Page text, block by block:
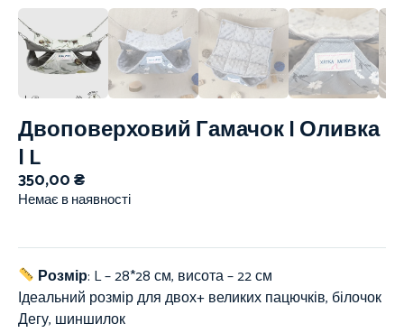
Двоповерховий Гамачок | Оливка
| L
350,00₴
Немає в наявності
Розмір: L – 28*28 см, висота – 22 см
Ідеальний розмір для двох+ великих пацючків, білочок
Дегу, шиншилок